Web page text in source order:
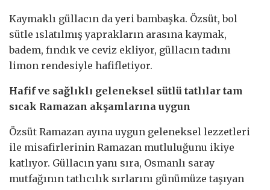
Kaymaklı güllacın da yeri bambaşka. Özsüt, bol
sütle ıslatılmış yaprakların arasına kaymak,
badem, fındık ve ceviz ekliyor, güllacın tadını
limon rendesiyle hafifletiyor.
Hafif ve sağlıklı geleneksel sütlü tatlılar tam
sıcak Ramazan akşamlarına uygun
Özsüt Ramazan ayına uygun geleneksel lezzetleri
ile misafirlerinin Ramazan mutluluğunu ikiye
katlıyor. Güllacın yanı sıra, Osmanlı saray
mutfağının tatlıcılık sırlarını günümüze taşıyan